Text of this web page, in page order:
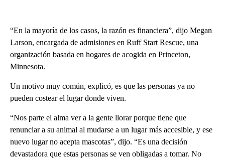
“En la mayoría de los casos, la razón es financiera”, dijo Megan
Larson, encargada de admisiones en Ruff Start Rescue, una
organización basada en hogares de acogida en Princeton,
Minnesota.
Un motivo muy común, explicó, es que las personas ya no
pueden costear el lugar donde viven.
“Nos parte el alma ver a la gente llorar porque tiene que
renunciar a su animal al mudarse a un lugar más accesible, y ese
nuevo lugar no acepta mascotas”, dijo. “Es una decisión
devastadora que estas personas se ven obligadas a tomar. No